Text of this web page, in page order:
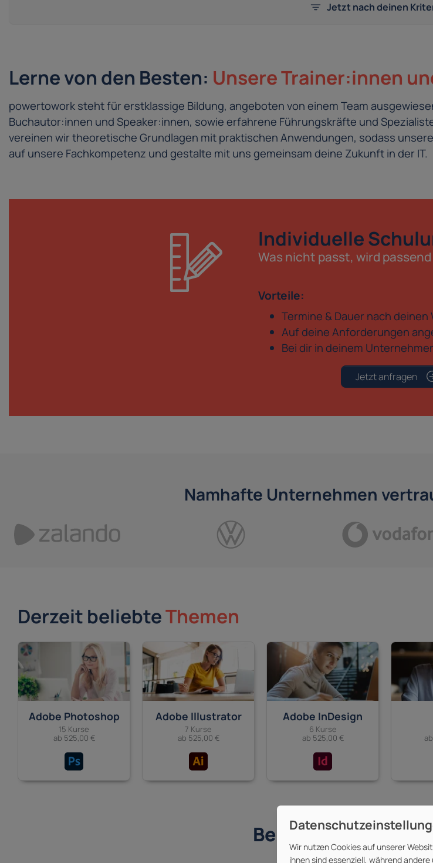
Jetzt nach deinen
Lerne von den Besten: Unsere Trainer:innen
powertowork steht für erstklassige Bildung, angeboten von einem Team
Buchautor:innen und Speaker:innen, sowie erfahrene Führungskräfte und
vereinen wir theoretische Grundlagen mit praktischen Anwendungen, sodass
auf unsere Fachkompetenz und gestalte mit uns gemeinsam deine Zukunft in der IT.
Individuelle
Was nicht passt, wird
Vorteile:
Termine & Dauer nach deinen
Auf deine Anforderungen
Bei dir in deinem
Jetzt anfragen
Namhafte Unternehmen
Derzeit beliebteThemen
Adobe Photoshop
15 Kurse
ab 525,00 €
Adobe Illustrator
7 Kurse
ab 525,00 €
Adobe InDesign
6 Kurse
ab 525,00 €
Bei uns gehst du
Powertowork
Wir nutzen Cookies auf unserer
ihnen sind essenziell, während